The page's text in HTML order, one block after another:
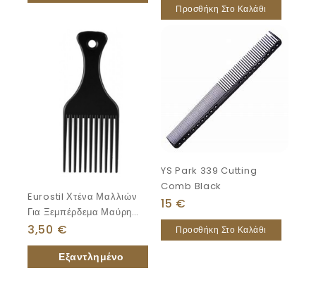
Προσθήκη Στο Καλάθι
Eurostil Χτένα Μαλλιών
Για Ξεμπέρδεμα Μαύρη
16cm
3,50 €
YS Park 339 Cutting
Comb Black
15 €
Προσθήκη Στο Καλάθι